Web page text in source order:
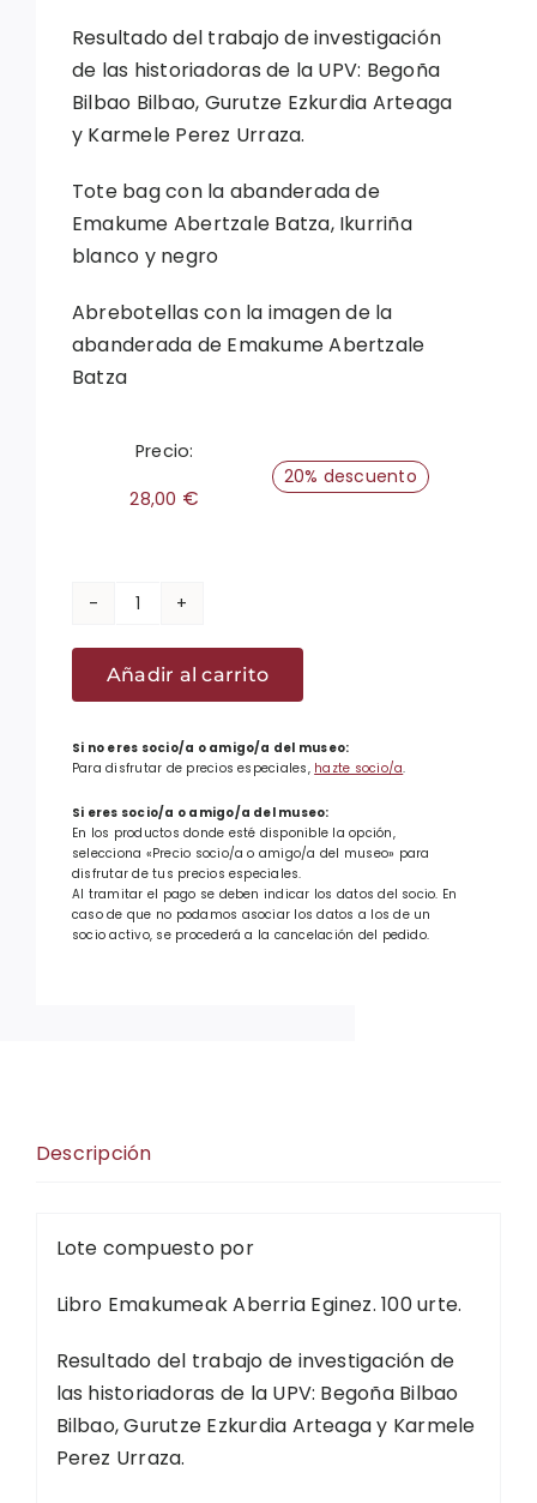
Resultado del trabajo de investigación
de las historiadoras de la UPV: Begoña
Bilbao Bilbao, Gurutze Ezkurdia Arteaga
y Karmele Perez Urraza.
Tote bag con la abanderada de
Emakume Abertzale Batza, Ikurriña
blanco y negro
Abrebotellas con la imagen de la
abanderada de Emakume Abertzale
Batza
Precio:
28,00 €
20% descuento
Lote
Libro
Emakumes
urte,
Tote-
bag
y
abrebotellas
EAB
cantidad
Añadir al carrito
Si no eres socio/a o amigo/a del museo:
Para disfrutar de precios especiales, hazte socio/a.
Si eres socio/a o amigo/a del museo:
En los productos donde esté disponible la opción,
selecciona «Precio socio/a o amigo/a del museo» para
disfrutar de tus precios especiales.
Al tramitar el pago se deben indicar los datos del socio. En
caso de que no podamos asociar los datos a los de un
socio activo, se procederá a la cancelación del pedido.
Descripción
Lote compuesto por
Libro Emakumeak Aberria Eginez. 100 urte.
Resultado del trabajo de investigación de
las historiadoras de la UPV: Begoña Bilbao
Bilbao, Gurutze Ezkurdia Arteaga y Karmele
Perez Urraza.